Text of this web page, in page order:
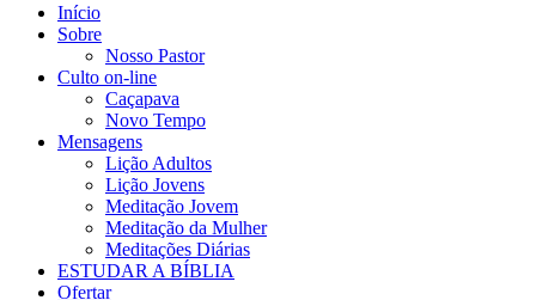
Início
Sobre
Nosso Pastor
Culto on-line
Caçapava
Novo Tempo
Mensagens
Lição Adultos
Lição Jovens
Meditação Jovem
Meditação da Mulher
Meditações Diárias
ESTUDAR A BÍBLIA
Ofertar